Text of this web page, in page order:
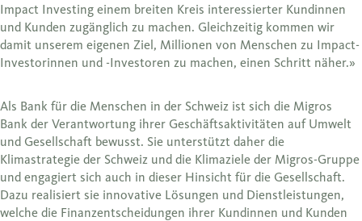
Impact Investing einem breiten Kreis interessierter Kundinnen
und Kunden zugänglich zu machen. Gleichzeitig kommen wir
damit unserem eigenen Ziel, Millionen von Menschen zu Impact-
Investorinnen und -Investoren zu machen, einen Schritt näher.»
Als Bank für die Menschen in der Schweiz ist sich die Migros
Bank der Verantwortung ihrer Geschäftsaktivitäten auf Umwelt
und Gesellschaft bewusst. Sie unterstützt daher die
Klimastrategie der Schweiz und die Klimaziele der Migros-Gruppe
und engagiert sich auch in dieser Hinsicht für die Gesellschaft.
Dazu realisiert sie innovative Lösungen und Dienstleistungen,
welche die Finanzentscheidungen ihrer Kundinnen und Kunden